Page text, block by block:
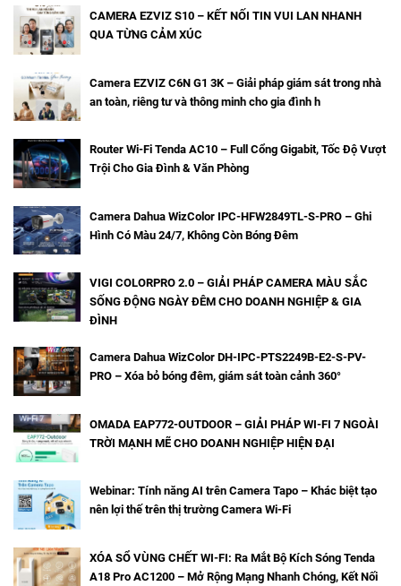
CAMERA EZVIZ S10 – KẾT NỐI TIN VUI LAN NHANH
QUA TỪNG CẢM XÚC
Camera EZVIZ C6N G1 3K – Giải pháp giám sát trong nhà
an toàn, riêng tư và thông minh cho gia đình h
Router Wi-Fi Tenda AC10 – Full Cổng Gigabit, Tốc Độ Vượt
Trội Cho Gia Đình & Văn Phòng
Camera Dahua WizColor IPC-HFW2849TL-S-PRO – Ghi
Hình Có Màu 24/7, Không Còn Bóng Đêm
VIGI COLORPRO 2.0 – GIẢI PHÁP CAMERA MÀU SẮC
SỐNG ĐỘNG NGÀY ĐÊM CHO DOANH NGHIỆP & GIA
ĐÌNH
Camera Dahua WizColor DH-IPC-PTS2249B-E2-S-PV-
PRO – Xóa bỏ bóng đêm, giám sát toàn cảnh 360°
OMADA EAP772-OUTDOOR – GIẢI PHÁP WI-FI 7 NGOÀI
TRỜI MẠNH MẼ CHO DOANH NGHIỆP HIỆN ĐẠI
Webinar: Tính năng AI trên Camera Tapo – Khác biệt tạo
nên lợi thế trên thị trường Camera Wi-Fi
XÓA SỔ VÙNG CHẾT WI-FI: Ra Mắt Bộ Kích Sóng Tenda
A18 Pro AC1200 – Mở Rộng Mạng Nhanh Chóng, Kết Nối